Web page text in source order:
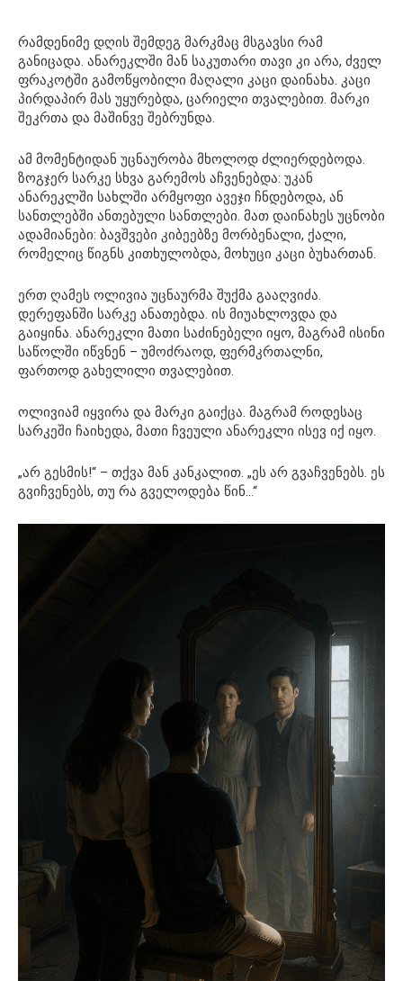
რამდენიმე დღის შემდეგ მარკმაც მსგავსი რამ
განიცადა. ანარეკლში მან საკუთარი თავი კი არა, ძველ
ფრაკოტში გამოწყობილი მაღალი კაცი დაინახა. კაცი
პირდაპირ მას უყურებდა, ცარიელი თვალებით. მარკი
შეკრთა და მაშინვე შებრუნდა.
ამ მომენტიდან უცნაურობა მხოლოდ ძლიერდებოდა.
ზოგჯერ სარკე სხვა გარემოს აჩვენებდა: უკან
ანარეკლში სახლში არმყოფი ავეჯი ჩნდებოდა, ან
სანთლებში ანთებული სანთლები. მათ დაინახეს უცნობი
ადამიანები: ბავშვები კიბეებზე მორბენალი, ქალი,
რომელიც წიგნს კითხულობდა, მოხუცი კაცი ბუხართან.
ერთ ღამეს ოლივია უცნაურმა შუქმა გააღვიძა.
დერეფანში სარკე ანათებდა. ის მიუახლოვდა და
გაიყინა. ანარეკლი მათი საძინებელი იყო, მაგრამ ისინი
საწოლში იწვნენ – უმოძრაოდ, ფერმკრთალნი,
ფართოდ გახელილი თვალებით.
ოლივიამ იყვირა და მარკი გაიქცა. მაგრამ როდესაც
სარკეში ჩაიხედა, მათი ჩვეული ანარეკლი ისევ იქ იყო.
„არ გესმის!“ – თქვა მან კანკალით. „ეს არ გვაჩვენებს. ეს
გვიჩვენებს, თუ რა გველოდება წინ…“